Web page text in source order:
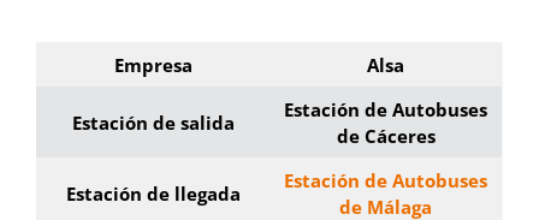
Empresa Alsa
Estación de salida
Estación de Autobuses
de Cáceres
Estación de llegada
Estación de Autobuses
de Málaga